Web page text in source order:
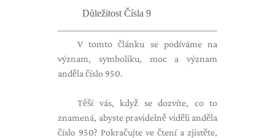
Důležitost Čísla 9
V tomto článku se podíváme na
význam, symboliku, moc a význam
anděla číslo 950.
Těší vás, když se dozvíte, co to
znamená, abyste pravidelně viděli anděla
číslo 950? Pokračujte ve čtení a zjistěte,